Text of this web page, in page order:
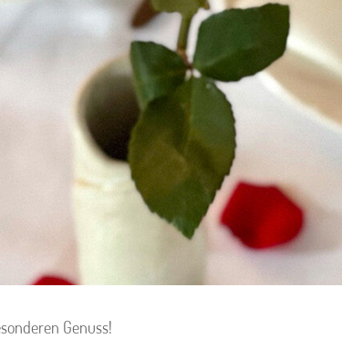
Genuss!